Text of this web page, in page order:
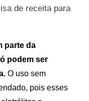
de receita para
parte da
podem ser
O uso sem
pois esses